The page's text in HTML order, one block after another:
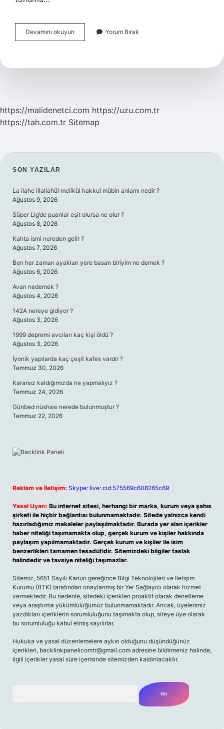
Devamını okuyun
Üzerine
Yorum Bırak
https://malidenetci.com https://uzu.com.tr
https://tah.com.tr Sitemap
SIDEBAR
SON YAZILAR
La ilahe illallahül melikül hakkul mübin anlamı nedir ?
Ağustos 9, 2026
Süper Lig’de puanlar eşit olursa ne olur ?
Ağustos 8, 2026
Kahta ismi nereden gelir ?
Ağustos 7, 2026
Ben her zaman ayakları yere basan biriyim ne demek ?
Ağustos 6, 2026
Avan nedemek ?
Ağustos 4, 2026
142A nereye gidiyor ?
Ağustos 3, 2026
1999 depremi avcıları kaç kişi öldü ?
Ağustos 3, 2026
İyonik yapılarda kaç çeşit kafes vardır ?
Temmuz 30, 2026
Kararsız kaldığımızda ne yapmalıyız ?
Temmuz 24, 2026
Günbed nüshası nerede bulunmuştur ?
Temmuz 22, 2026
Reklam ve İletişim: Skype: live:.cid.575569c608265c69
Yasal Uyarı: Bu internet sitesi, herhangi bir marka, kurum veya şahıs
şirketi ile hiçbir bağlantısı bulunmamaktadır. Sitede yalnızca kendi
hazırladığımız makaleler paylaşılmaktadır. Burada yer alan içerikler
haber niteliği taşımamakta olup, gerçek kurum ve kişiler hakkında
paylaşım yapılmamaktadır. Gerçek kurum ve kişiler ile isim
benzerlikleri tamamen tesadüfidir. Sitemizdeki bilgiler taslak
halindedir ve tavsiye niteliği taşımazlar.
Sitemiz, 5651 Sayılı Kanun gereğince Bilgi Teknolojileri ve İletişim
Kurumu (BTK) tarafından onaylanmış bir Yer Sağlayıcı olarak hizmet
vermektedir. Bu nedenle, sitedeki içerikleri proaktif olarak denetleme
veya araştırma yükümlülüğümüz bulunmamaktadır. Ancak, üyelerimiz
yazdıkları içeriklerin sorumluluğunu taşımakta olup, siteye üye olarak
bu sorumluluğu kabul etmiş sayılırlar.
Hukuka ve yasal düzenlemelere aykırı olduğunu düşündüğünüz
içerikleri, backlinkpanelicomtr@gmail.com adresine bildirmeniz halinde,
ilgili içerikler yasal süre içerisinde sitemizden kaldırılacaktır.